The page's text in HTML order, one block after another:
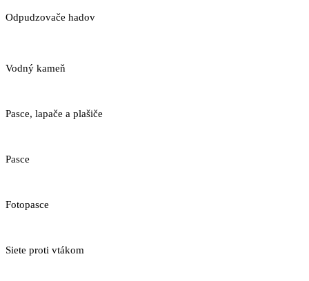
Odpudzovače hadov
Vodný kameň
Pasce, lapače a plašiče
Pasce
Fotopasce
Siete proti vtákom